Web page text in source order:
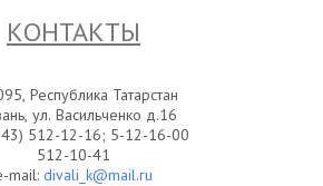
КОНТАКТЫ
Республика Татарстан
ул. Васильченко д.16
512-12-16; 5-12-16-00
512-10-41
mail: divali_k@mail.ru